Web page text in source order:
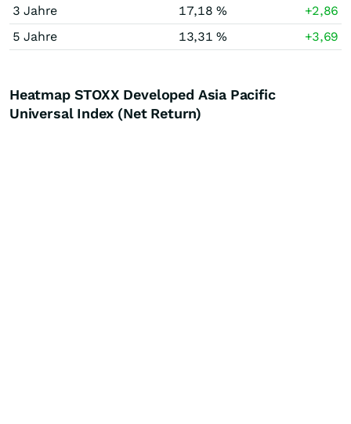
3 Jahre
17,18 %
+2,86
5 Jahre
13,31 % +3,69
Heatmap STOXX Developed Asia Pacific
Universal Index (Net Return)